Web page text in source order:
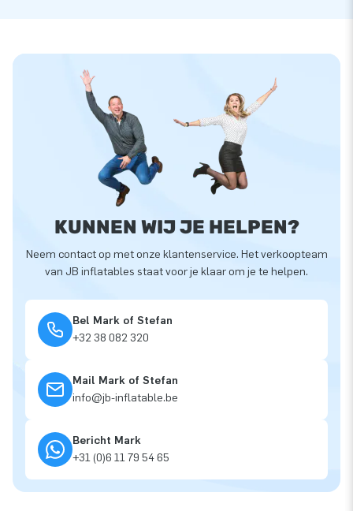
KUNNEN WIJ JE HELPEN?
Neem contact op met onze klantenservice. Het verkoopteam
van JB inflatables staat voor je klaar om je te helpen.
Bel Mark of Stefan
+32 38 082 320
Mail Mark of Stefan
info@jb-inflatable.be
Bericht Mark
+31 (0)6 11 79 54 65